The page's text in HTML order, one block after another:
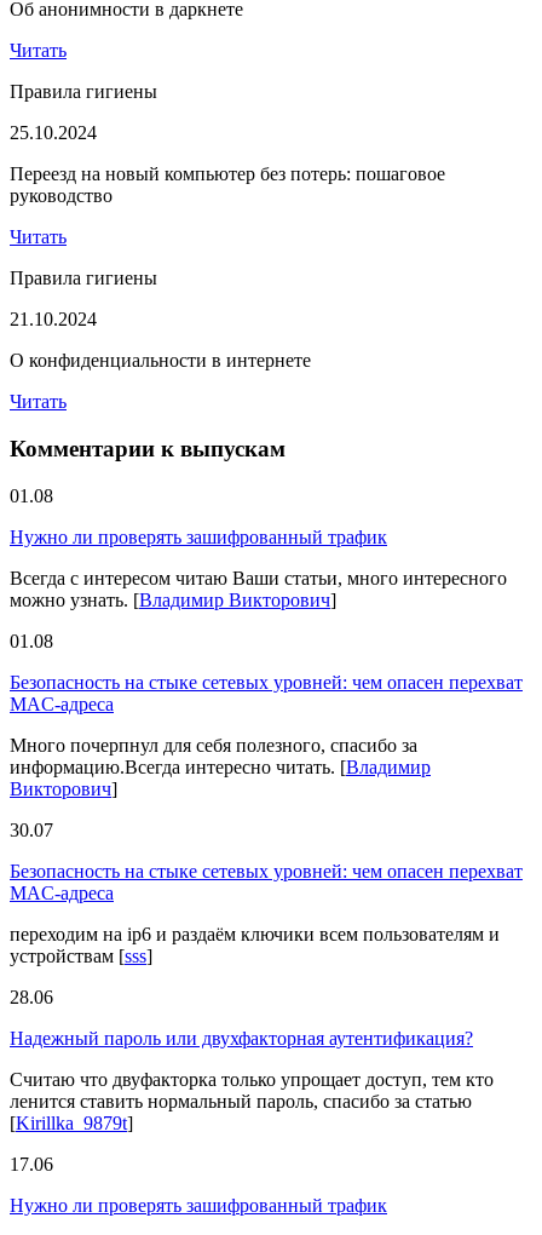
Об анонимности в даркнете
Читать
Правила гигиены
25.10.2024
Переезд на новый компьютер без потерь: пошаговое
руководство
Читать
Правила гигиены
21.10.2024
О конфиденциальности в интернете
Читать
Комментарии к выпускам
01.08
Нужно ли проверять зашифрованный трафик
Всегда с интересом читаю Ваши статьи, много интересного
можно узнать. [Владимир Викторович]
01.08
Безопасность на стыке сетевых уровней: чем опасен перехват
MAC-адреса
Много почерпнул для себя полезного, спасибо за
информацию.Всегда интересно читать. [Владимир
Викторович]
30.07
Безопасность на стыке сетевых уровней: чем опасен перехват
MAC-адреса
переходим на ip6 и раздаём ключики всем пользователям и
устройствам [sss]
28.06
Надежный пароль или двухфакторная аутентификация?
Считаю что двуфакторка только упрощает доступ, тем кто
ленится ставить нормальный пароль, спасибо за статью
[Kirillka_9879t]
17.06
Нужно ли проверять зашифрованный трафик